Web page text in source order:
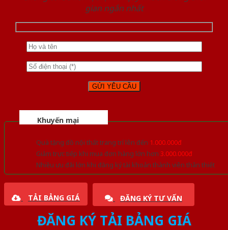
gian ngắn nhất
Khuyến mại
Quà tặng đồ nội thất trang trí lên đến 1.000.000đ
Giảm trực tiếp khi mua đơn hàng lớn hơn 3.000.000đ
Nhiều ưu đãi lớn khi đăng ký tài khoản thành viên thân thiết
TẢI BẢNG GIÁ ĐĂNG KÝ TƯ VẤN
ĐĂNG KÝ TẢI BẢNG GIÁ